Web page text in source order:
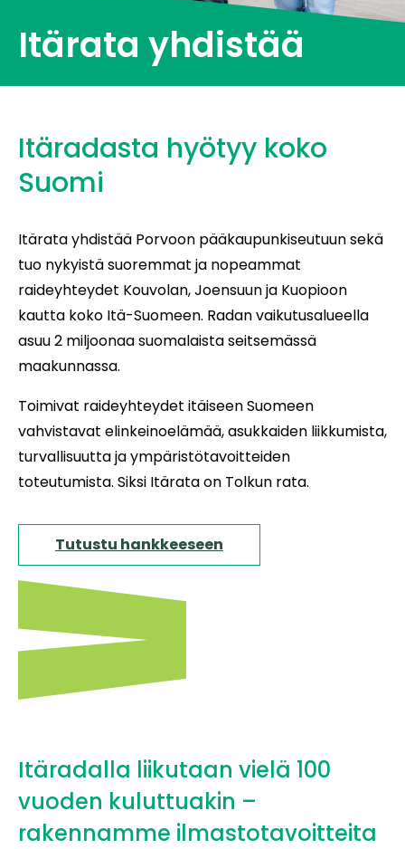
Itärata yhdistää
Itäradasta hyötyy koko
Suomi
Itärata yhdistää Porvoon pääkaupunkiseutuun sekä
tuo nykyistä suoremmat ja nopeammat
raideyhteydet Kouvolan, Joensuun ja Kuopioon
kautta koko Itä-Suomeen. Radan vaikutusalueella
asuu 2 miljoonaa suomalaista seitsemässä
maakunnassa.
Toimivat raideyhteydet itäiseen Suomeen
vahvistavat elinkeinoelämää, asukkaiden liikkumista,
turvallisuutta ja ympäristötavoitteiden
toteutumista. Siksi Itärata on Tolkun rata.
Tutustu hankkeeseen
Itäradalla liikutaan vielä 100
vuoden kuluttuakin –
rakennamme ilmastotavoitteita